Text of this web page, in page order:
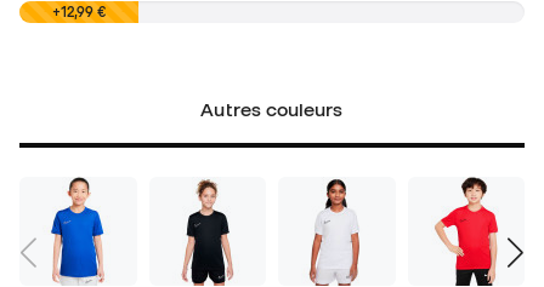
0,00 €+12,99 €
Autres couleurs